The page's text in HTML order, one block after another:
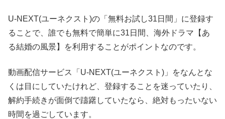
U-NEXT(ユーネクスト)の「無料お試し31日間」に登録す
ることで、誰でも無料で簡単に31日間、海外ドラマ【あ
る結婚の風景】を利用することがポイントなのです。
動画配信サービス「U-NEXT(ユーネクスト)」をなんとな
くは目にしていたけれど、登録することを迷っていたり、
解約手続きが面倒で躊躇していたなら、絶対もったいない
時間を過ごしています。